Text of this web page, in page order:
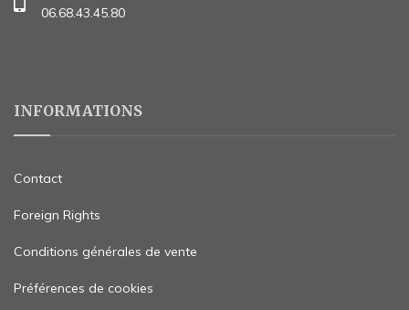
06.68.43.45.80
INFORMATIONS
Contact
Foreign Rights
Conditions générales de vente
Préférences de cookies